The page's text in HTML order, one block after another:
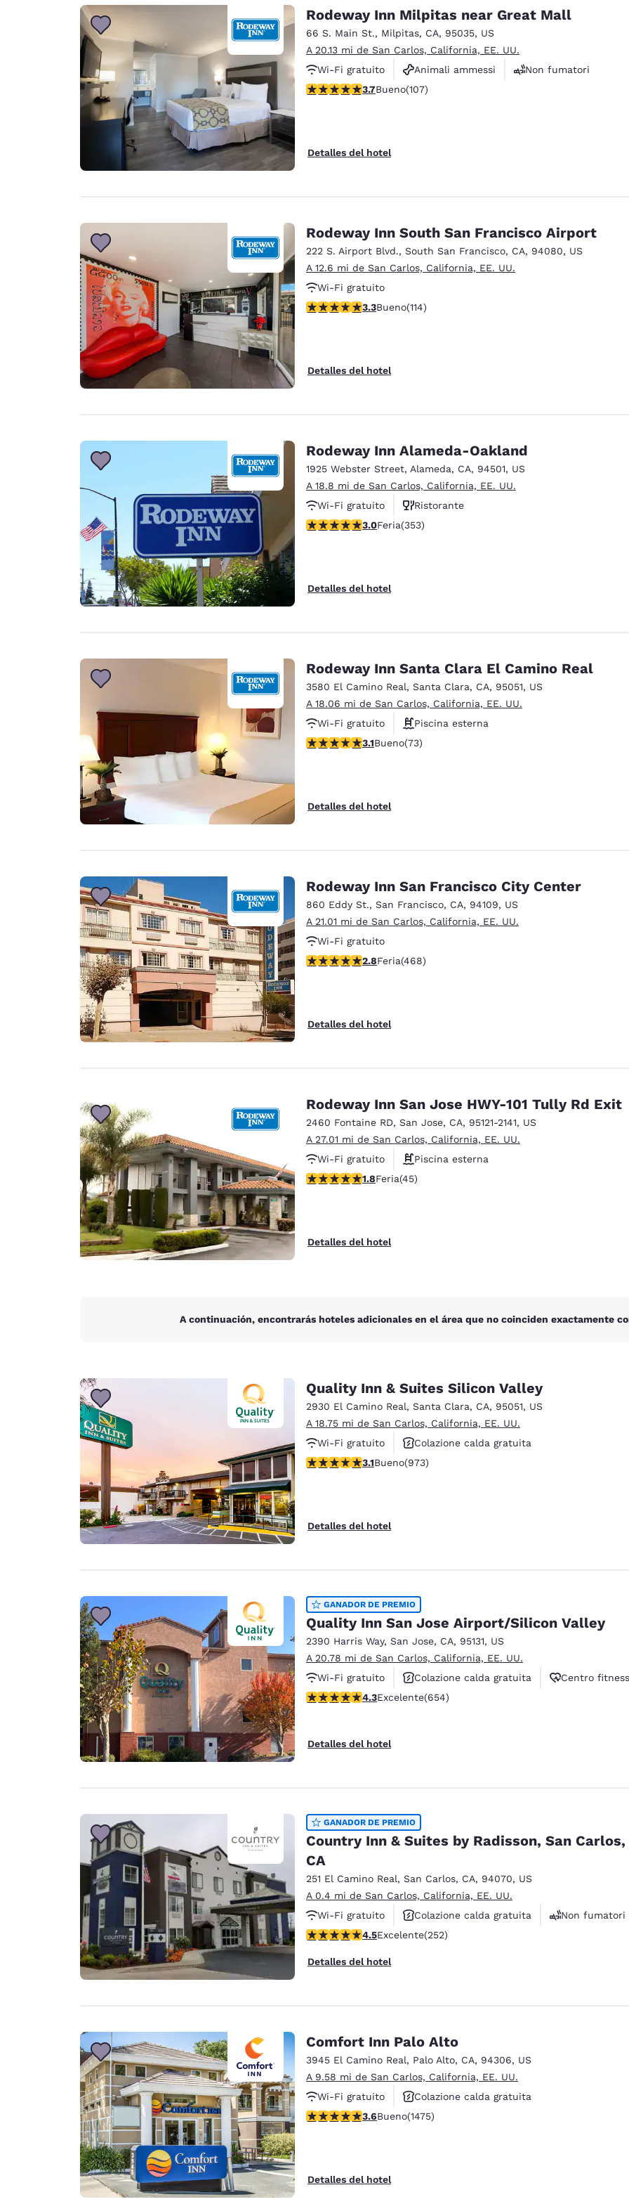
Español
Europa
Deutschland
Deutsch
Germany España
Spain
Ireland
English
Asia-Pacífico
Australia
English
India
Rodeway Inn Milpitas near Great Mall
66 S. Main St., Milpitas, CA, 95035, US
A 20.13 mi de San Carlos, California, EE. UU.
Wi-Fi gratuito
Animali ammessi
Non fumatori
calificación de 3.67 estrellas. Bueno. 107 reseñas
3.7Bueno(107)
Detalles del hotel
Rodeway Inn South San Francisco Airport
222 S. Airport Blvd., South San Francisco, CA, 94080, US
A 12.6 mi de San Carlos, California, EE. UU.
Wi-Fi gratuito
calificación de 3.26 estrellas. Bueno. 114 reseñas
3.3Bueno(114)
Detalles del hotel
Rodeway Inn Alameda-Oakland
1925 Webster Street, Alameda, CA, 94501, US
A 18.8 mi de San Carlos, California, EE. UU.
Wi-Fi gratuito
Ristorante
calificación de 2.97 estrellas. Feria. 353 reseñas
3.0Feria(353)
Detalles del hotel
Rodeway Inn Santa Clara El Camino Real
3580 El Camino Real, Santa Clara, CA, 95051, US
A 18.06 mi de San Carlos, California, EE. UU.
Wi-Fi gratuito
Piscina esterna
Parcheggio per mezzi pesanti
calificación de 3.12 estrellas. Bueno. 73 reseñas
3.1Bueno(73)
Detalles del hotel
Rodeway Inn San Francisco City Center
860 Eddy St., San Francisco, CA, 94109, US
A 21.01 mi de San Carlos, California, EE. UU.
Wi-Fi gratuito
calificación de 2.78 estrellas. Feria. 468 reseñas
2.8Feria(468)
Detalles del hotel
Rodeway Inn San Jose HWY-101 Tully Rd Exit
2460 Fontaine RD, San Jose, CA, 95121-2141, US
A 27.01 mi de San Carlos, California, EE. UU.
Wi-Fi gratuito
Piscina esterna
Parcheggio per mezzi pesanti
calificación de 1.82 estrellas. Feria. 45 reseñas
1.8Feria(45)
Detalles del hotel
A continuación, encontrarás hoteles adicionales en el área que no coinciden exactamente
Quality Inn & Suites Silicon Valley
2930 El Camino Real, Santa Clara, CA, 95051, US
A 18.75 mi de San Carlos, California, EE. UU.
Wi-Fi gratuito
Colazione calda gratuita
Colazione inclusa
calificación de 3.12 estrellas. Bueno. 973 reseñas
3.1Bueno(973)
Detalles del hotel
GANADOR DE PREMIO
Quality Inn San Jose Airport/Silicon Valley
2390 Harris Way, San Jose, CA, 95131, US
A 20.78 mi de San Carlos, California, EE. UU.
Wi-Fi gratuito
Colazione calda gratuita
Centro fitness
calificación de 4.27 estrellas. Excelente. 654 reseñas
4.3Excelente(654)
Detalles del hotel
GANADOR DE PREMIO
Country Inn & Suites by Radisson, San Carlos,
CA
251 El Camino Real, San Carlos, CA, 94070, US
A 0.4 mi de San Carlos, California, EE. UU.
Wi-Fi gratuito
Colazione calda gratuita
Non fumatori
calificación de 4.47 estrellas. Excelente. 252 reseñas
4.5Excelente(252)
Detalles del hotel
Comfort Inn Palo Alto
3945 El Camino Real, Palo Alto, CA, 94306, US
A 9.58 mi de San Carlos, California, EE. UU.
Wi-Fi gratuito
Colazione calda gratuita
Animali ammessi
calificación de 3.59 estrellas. Bueno. 1475 reseñas
3.6Bueno(1475)
Detalles del hotel